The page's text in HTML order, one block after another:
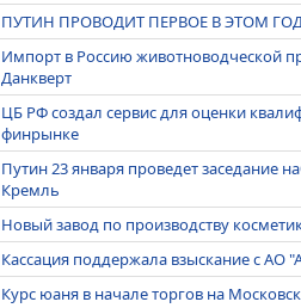
ПУТИН ПРОВОДИТ ПЕРВОЕ В ЭТОМ
Импорт в Россию животноводческой
Данкверт
ЦБ РФ создал сервис для оценки
финрынке
Путин 23 января проведет заседание
Кремль
Новый завод по производству
Кассация поддержала взыскание с АО
Курс юаня в начале торгов на